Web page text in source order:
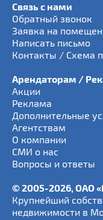
Связь с нами
Обратный звонок
Заявка на
Написать письмо
Контакты / Схема
Арендаторам /
Акции
Реклама
Дополнительные
Агентствам
О компании
СМИ о нас
Вопросы и ответы
© 2005-2026, ОАО
Крупнейший
недвижимости в